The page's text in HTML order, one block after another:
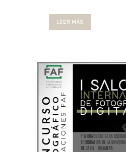
LEER MÁS